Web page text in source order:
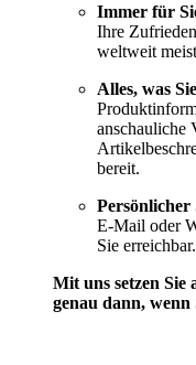
Immer für
Ihre
weltweit
Alles, was
anschauliche
bereit.
E-Mail oder
Sie erreichbar.
Mit uns setzen
genau dann,